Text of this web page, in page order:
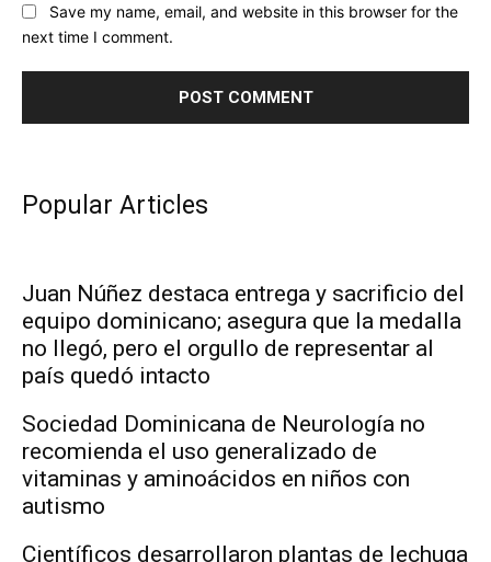
Save my name, email, and website in this browser for the
next time I comment.
Popular Articles
Juan Núñez destaca entrega y sacrificio del
equipo dominicano; asegura que la medalla
no llegó, pero el orgullo de representar al
país quedó intacto
Sociedad Dominicana de Neurología no
recomienda el uso generalizado de
vitaminas y aminoácidos en niños con
autismo
Científicos desarrollaron plantas de lechuga